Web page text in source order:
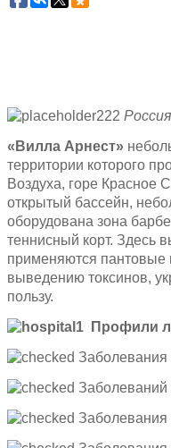
«Вилла Арнест»
территории которого
Воздуха, горе
открытый бассейн,
оборудована зона
теннисный корт. Здесь
применяются пантовые
выведению токсинов,
пользу.
Профили
Заболевания
Заболеваний